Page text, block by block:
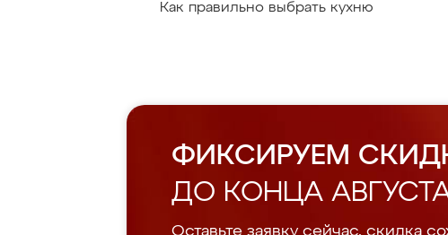
Как правильно выбрать кухню
ФИКСИРУЕМ
ДО КОНЦА
Оставьте заявку сейчас, скидка